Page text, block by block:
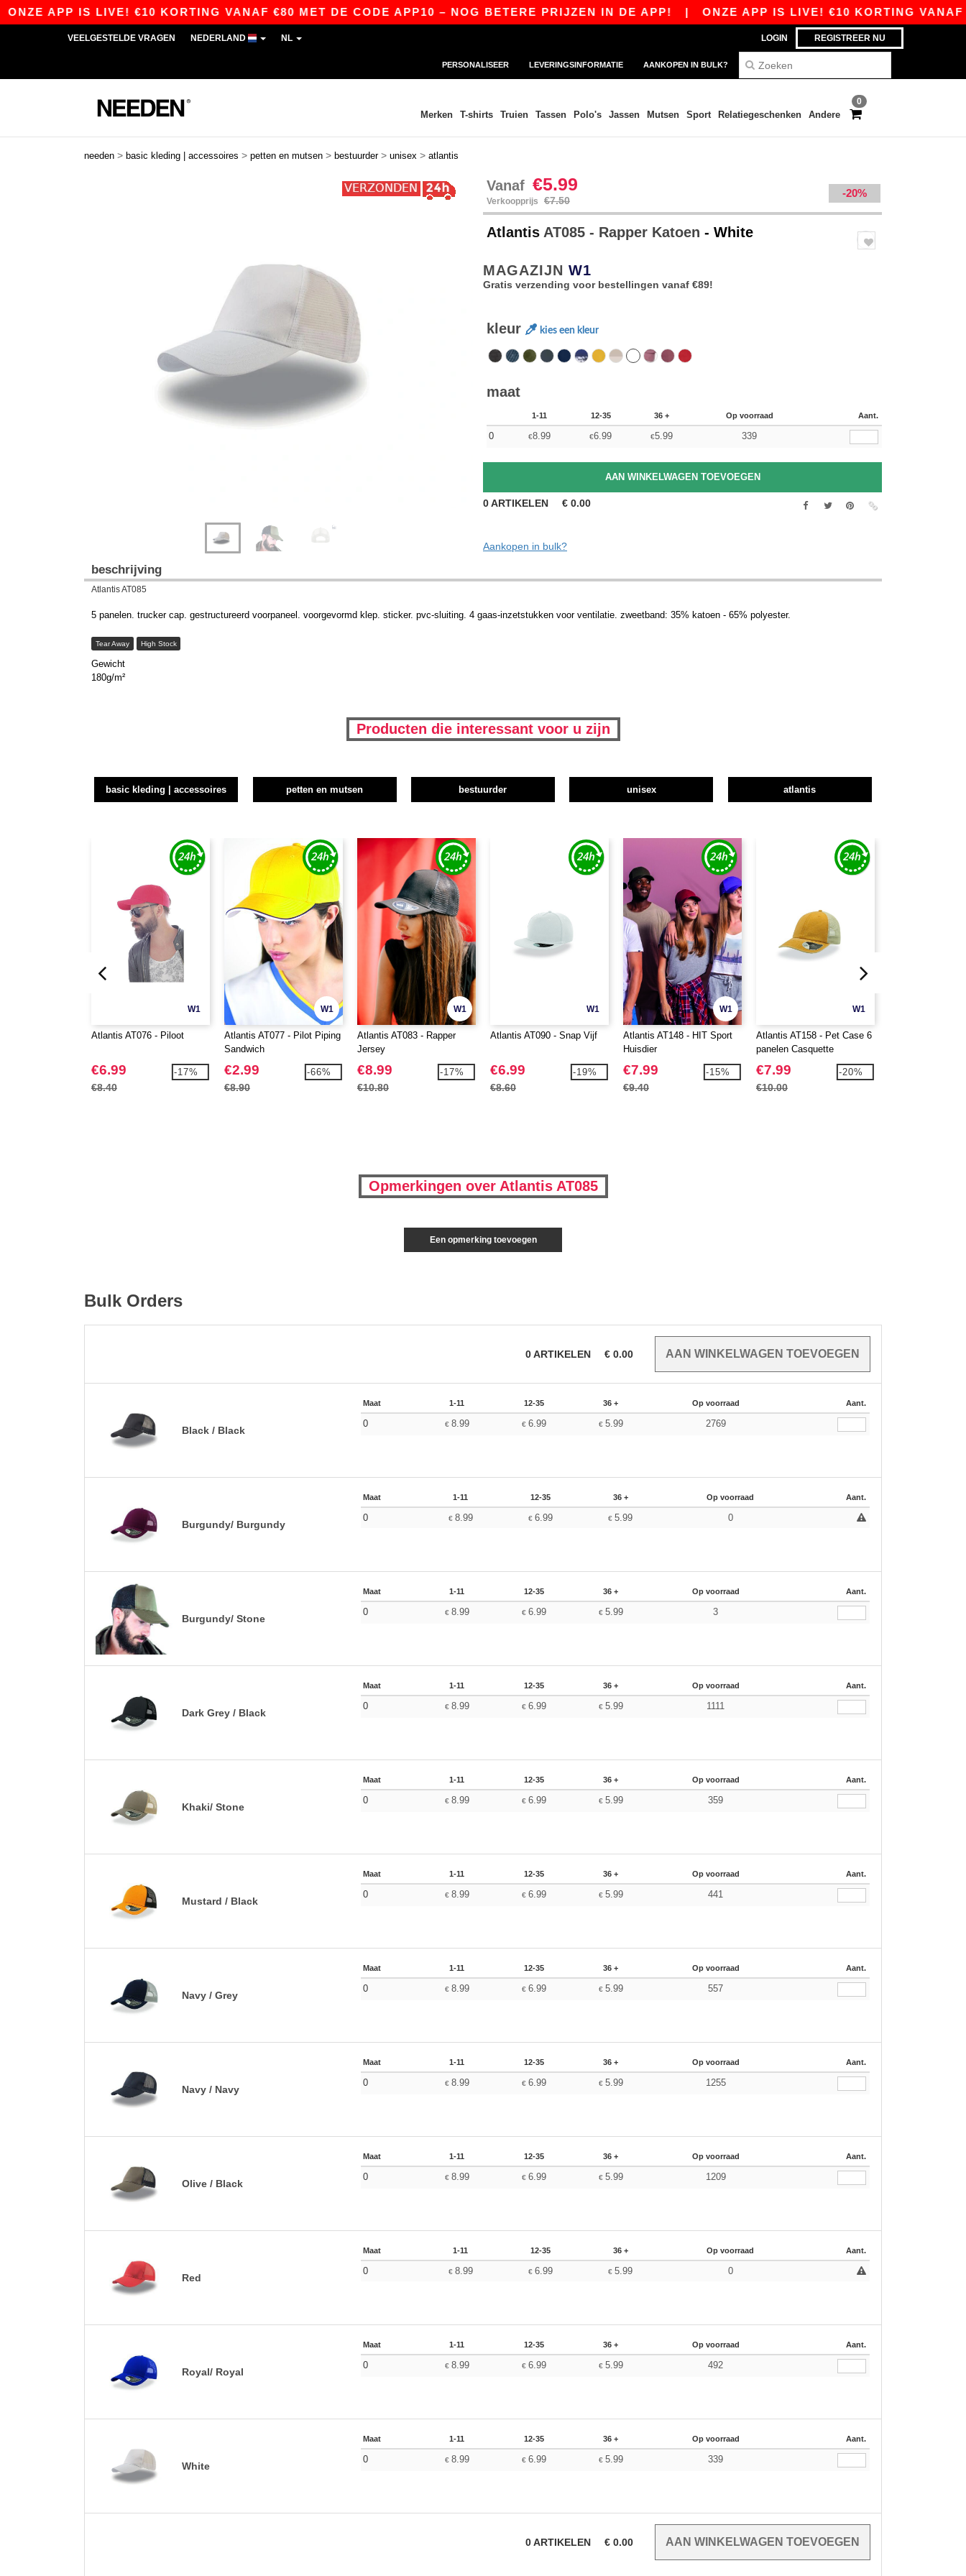
APP IS LIVE! €10 KORTING VANAF €80 MET DE CODE APP10 – NOG BETERE PRIJZEN IN DE APP! |ONZE APP IS LIVE! €10 KORTING VANAF €80
LOGIN REGISTREER NU
VEELGESTELDE VRAGEN NEDERLAND NL
PERSONALISEER LEVERINGSINFORMATIE AANKOPEN IN BULK?
0
Merken T-shirts Truien Tassen Polo's Jassen Mutsen Sport Relatiegeschenken Andere
needen > basic kleding | accessoires > petten en mutsen > bestuurder > unisex > atlantis
Previous
Next
Vanaf €5.99
Verkoopprijs €7.50
-20%
Atlantis AT085 - Rapper Katoen - White
MAGAZIJN W1
Gratis verzending voor bestellingen vanaf €89!
kleur kies een kleur
maat
1-11 12-35 36 + Op voorraad Aant.
0 €8.99 €6.99 €5.99 339
0ARTIKELEN € 0.00
Aankopen in bulk?
beschrijving
Atlantis AT085
5 panelen. trucker cap. gestructureerd voorpaneel. voorgevormd klep. sticker. pvc-sluiting. 4 gaas-inzetstukken voor ventilatie. zweetband: 35% katoen - 65% polyester.
Tear Away High Stock
Gewicht
180g/m²
Producten die interessant voor u zijn
basic kleding | accessoires petten en mutsen bestuurder unisex atlantis
W1
Atlantis AT076 - Piloot
€6.99
€8.40
-17%
W1
Atlantis AT077 - Pilot Piping
Sandwich
€2.99
€8.90
-66%
W1
Atlantis AT083 - Rapper
Jersey
€8.99
€10.80
-17%
W1
Atlantis AT090 - Snap Vijf
€6.99
€8.60
-19%
W1
Atlantis AT148 - HIT Sport
Huisdier
€7.99
€9.40
-15%
W1
Atlantis AT158 - Pet Case 6
panelen Casquette
€7.99
€10.00
-20%
Opmerkingen over Atlantis AT085
Een opmerking toevoegen
Bulk Orders
0ARTIKELEN € 0.00
Black / Black
Maat 1-11 12-35 36 + Op voorraad Aant.
0 € 8.99 € 6.99 € 5.99 2769
Burgundy/ Burgundy
Maat 1-11 12-35 36 + Op voorraad Aant.
0 € 8.99 € 6.99 €5.99 0
Burgundy/ Stone
Maat 1-11 12-35 36 + Op voorraad Aant.
0 € 8.99 € 6.99 € 5.99 3
Dark Grey / Black
Maat 1-11 12-35 36 + Op voorraad Aant.
0 € 8.99 € 6.99 € 5.99 1111
Khaki/ Stone
Maat 1-11 12-35 36 + Op voorraad Aant.
0 € 8.99 € 6.99 € 5.99 359
Mustard / Black
Maat 1-11 12-35 36 + Op voorraad Aant.
0 € 8.99 € 6.99 € 5.99 441
Navy / Grey
Maat 1-11 12-35 36 + Op voorraad Aant.
0 € 8.99 € 6.99 € 5.99 557
Navy / Navy
Maat 1-11 12-35 36 + Op voorraad Aant.
0 € 8.99 € 6.99 € 5.99 1255
Olive / Black
Maat 1-11 12-35 36 + Op voorraad Aant.
0 € 8.99 € 6.99 € 5.99 1209
Red
Maat 1-11 12-35 36 + Op voorraad Aant.
0 € 8.99 € 6.99 €5.99 0
Royal/ Royal
Maat 1-11 12-35 36 + Op voorraad Aant.
0 € 8.99 € 6.99 € 5.99 492
White
Maat 1-11 12-35 36 + Op voorraad Aant.
0 € 8.99 € 6.99 € 5.99 339
0ARTIKELEN € 0.00